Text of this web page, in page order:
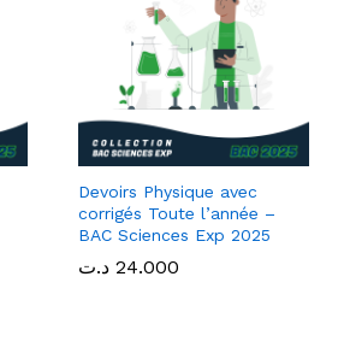
Devoirs Physique avec
corrigés Toute l’année –
BAC Sciences Exp 2025
24.000 د.ت 24.000 د.ت